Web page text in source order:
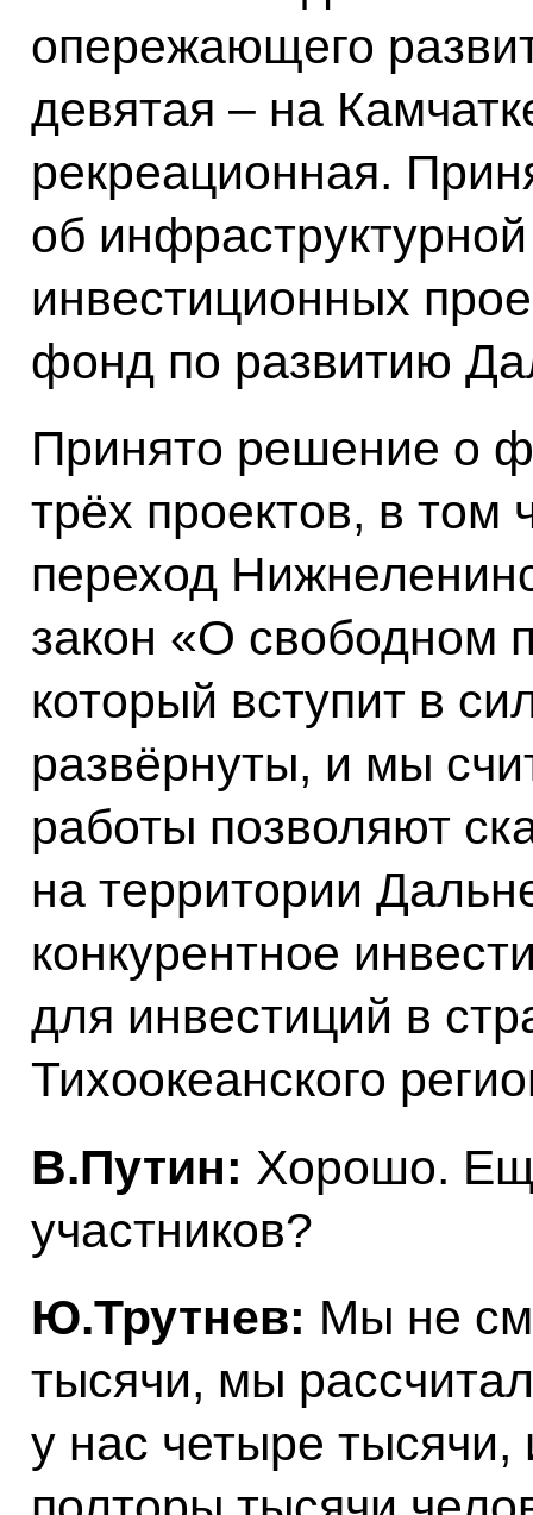
опережающего
девятая – на
рекреационная.
об
инвестиционных
фонд по развитию
Принято решение о
трёх проектов, в
переход
закон «О свободном
который вступит в
развёрнуты, и мы
работы позволяют
на территории
конкурентное
для инвестиций в
Тихоокеанского
В.Путин: Хорошо.
участников?
Ю.Трутнев: Мы не
тысячи, мы
у нас четыре тысячи,